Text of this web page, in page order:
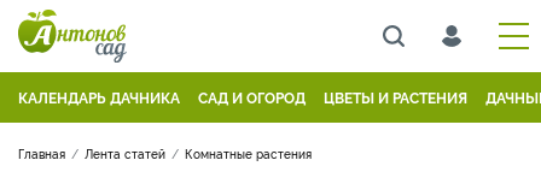
КАЛЕНДАРЬ ДАЧНИКА САД И ОГОРОД ЦВЕТЫ И РАСТЕНИЯ
Главная Лента статей Комнатные растения